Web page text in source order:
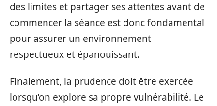
des limites et partager ses attentes avant de
commencer la séance est donc fondamental
pour assurer un environnement
respectueux et épanouissant.
Finalement, la prudence doit être exercée
lorsqu’on explore sa propre vulnérabilité. Le